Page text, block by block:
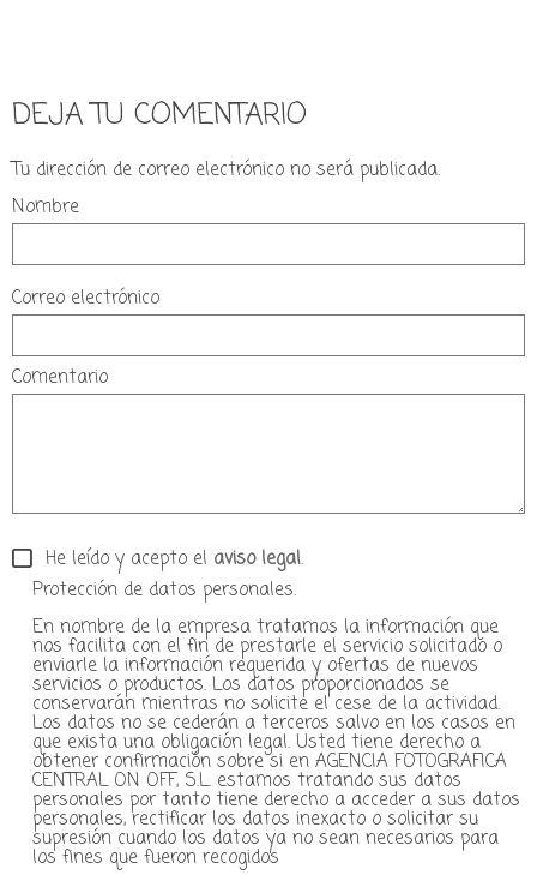
DEJA TU COMENTARIO
Tu dirección de correo electrónico no será publicada.
Nombre
Correo electrónico
Comentario
He leído y acepto el aviso legal.
Protección de datos personales.
En nombre de la empresa tratamos la información que
nos facilita con el fin de prestarle el servicio solicitado o
enviarle la información requerida y ofertas de nuevos
servicios o productos. Los datos proporcionados se
conservarán mientras no solicite el cese de la actividad.
Los datos no se cederán a terceros salvo en los casos en
que exista una obligación legal. Usted tiene derecho a
obtener confirmación sobre si en AGENCIA FOTOGRAFICA
CENTRAL ON OFF, S.L. estamos tratando sus datos
personales por tanto tiene derecho a acceder a sus datos
personales, rectificar los datos inexacto o solicitar su
supresión cuando los datos ya no sean necesarios para
los fines que fueron recogidos